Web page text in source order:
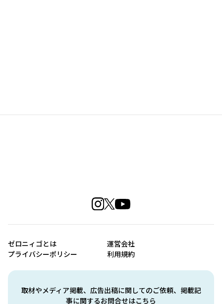
取材やメディア掲載、広告出稿に関してのご依頼、掲載記
事に関するお問合せはこちら
ゼロニィゴとは
運営会社
プライバシーポリシー
利用規約